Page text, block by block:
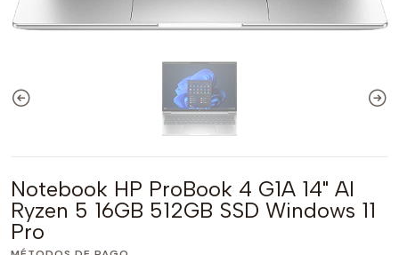
Notebook HP ProBook 4 G1A 14" AI
Ryzen 5 16GB 512GB SSD Windows 11
Pro